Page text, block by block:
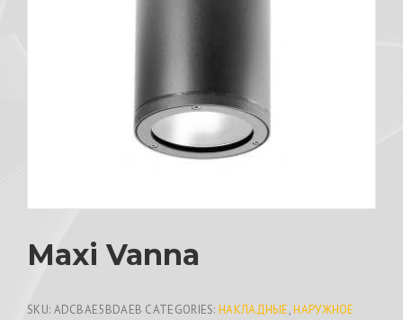
Maxi Vanna
SKU: ADCBAE5BDAEB CATEGORIES:НАКЛАДНЫЕ,НАРУЖНОЕ